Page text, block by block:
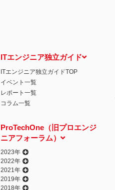
ITエンジニア独立ガイド
ITエンジニア独立ガイドTOP
イベント一覧
レポート一覧
コラム一覧
ProTechOne（旧プロエンジ
ニアフォーラム）
2023年
2022年
2021年
2019年
2018年